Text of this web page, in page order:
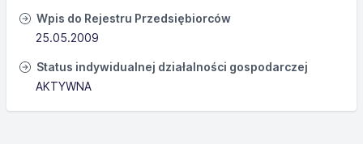
Wpis do Rejestru Przedsiębiorców
25.05.2009
Status indywidualnej działalności gospodarczej
AKTYWNA